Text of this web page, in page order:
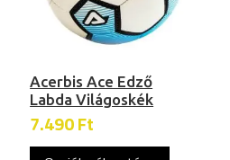
Acerbis Ace Edző
Labda Világoskék
7.490Ft
Ennek